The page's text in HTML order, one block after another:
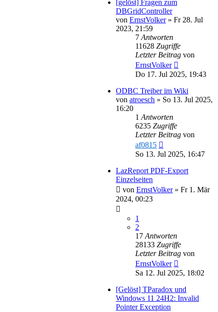
[gelöst] Fragen zum
DBGridController
von ErnstVolker» Fr 28. Jul
2023, 21:59
7 Antworten
11628 Zugriffe
Letzter Beitrag von
ErnstVolker
Do 17. Jul 2025, 19:43
ODBC Treiber im Wiki
von atroesch » So 13. Jul 2025,
16:20
1 Antworten
6235 Zugriffe
Letzter Beitrag von
af0815
So 13. Jul 2025, 16:47
LazReport PDF-Export
Einzelseiten
von ErnstVolker» Fr 1. Mär
2024, 00:23
1
2
17 Antworten
28133 Zugriffe
Letzter Beitrag von
ErnstVolker
Sa 12. Jul 2025, 18:02
[Gelöst] TParadox und
Windows 11 24H2: Invalid
Pointer Exception